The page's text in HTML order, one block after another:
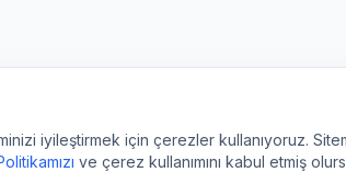
iyileştirmek için çerezler kullanıyoruz.
ve çerez kullanımını kabul etmiş